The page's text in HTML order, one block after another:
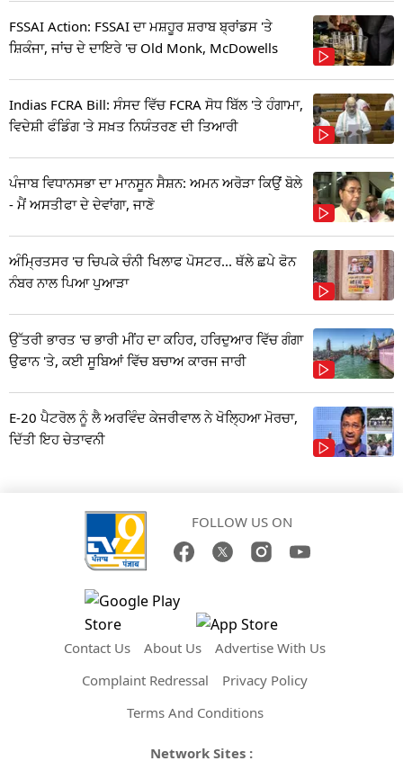
FSSAI Action: FSSAI ਦਾ ਮਸ਼ਹੂਰ ਸ਼ਰਾਬ ਬ੍ਰਾਂਡਸ 'ਤੇ
ਸ਼ਿਕੰਜਾ, ਜਾਂਚ ਦੇ ਦਾਇਰੇ 'ਚ Old Monk, McDowells
Indias FCRA Bill: ਸੰਸਦ ਵਿੱਚ FCRA ਸੋਧ ਬਿੱਲ 'ਤੇ ਹੰਗਾਮਾ,
ਵਿਦੇਸ਼ੀ ਫੰਡਿੰਗ 'ਤੇ ਸਖ਼ਤ ਨਿਯੰਤਰਣ ਦੀ ਤਿਆਰੀ
ਪੰਜਾਬ ਵਿਧਾਨਸਭਾ ਦਾ ਮਾਨਸੂਨ ਸੈਸ਼ਨ: ਅਮਨ ਅਰੋੜਾ ਕਿਉਂ ਬੋਲੇ
- ਮੈਂ ਅਸਤੀਫਾ ਦੇ ਦੇਵਾਂਗਾ, ਜਾਣੋ
ਅੰਮ੍ਰਿਤਸਰ 'ਚ ਚਿਪਕੇ ਚੰਨੀ ਖਿਲਾਫ ਪੋਸਟਰ... ਥੱਲੇ ਛਪੇ ਫੋਨ
ਨੰਬਰ ਨਾਲ ਪਿਆ ਪੁਆੜਾ
ਉੱਤਰੀ ਭਾਰਤ 'ਚ ਭਾਰੀ ਮੀਂਹ ਦਾ ਕਹਿਰ, ਹਰਿਦੁਆਰ ਵਿੱਚ ਗੰਗਾ
ਉਫਾਨ 'ਤੇ, ਕਈ ਸੂਬਿਆਂ ਵਿੱਚ ਬਚਾਅ ਕਾਰਜ ਜਾਰੀ
E-20 ਪੈਟਰੋਲ ਨੂੰ ਲੈ ਅਰਵਿੰਦ ਕੇਜਰੀਵਾਲ ਨੇ ਖੋਲ੍ਹਿਆ ਮੋਰਚਾ,
ਦਿੱਤੀ ਇਹ ਚੇਤਾਵਨੀ
FOLLOW US ON
Contact Us About Us
Advertise With Us
Complaint Redressal
Privacy Policy
Terms And Conditions
Network Sites :